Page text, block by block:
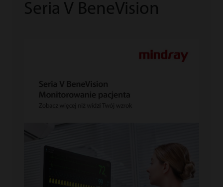
Seria V BeneVision